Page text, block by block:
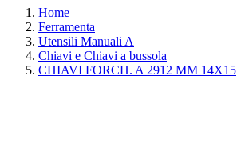
Home
Ferramenta
Utensili Manuali A
Chiavi e Chiavi a bussola
CHIAVI FORCH. A 2912 MM 14X15